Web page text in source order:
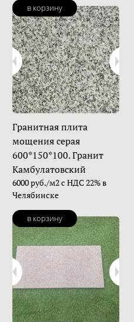
в корзину
Гранитная плита
мощения серая
600*150*100. Гранит
Камбулатовский
6000 руб./м2 с НДС 22% в
Челябинске
в корзину